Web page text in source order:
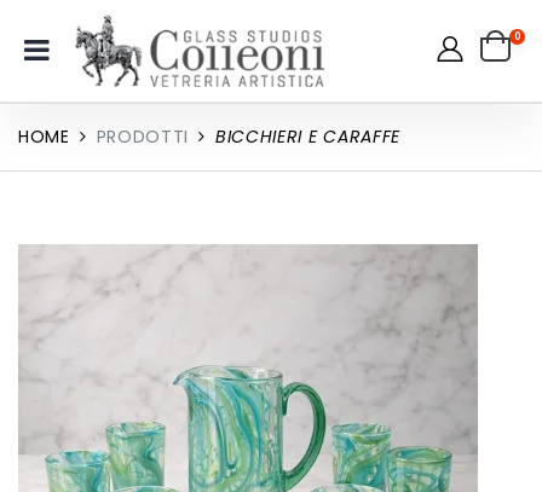
0
HOME PRODOTTI BICCHIERI E CARAFFE